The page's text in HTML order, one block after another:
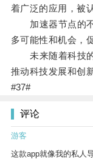
着广泛的应用，被
加速器节点的不
多可能性和机会，
未来随着科技的
推动科技发展和创
#37#
评论
游客
这款app就像我的私人